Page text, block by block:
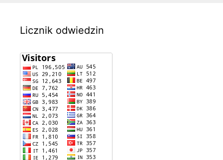
Licznik odwiedzin